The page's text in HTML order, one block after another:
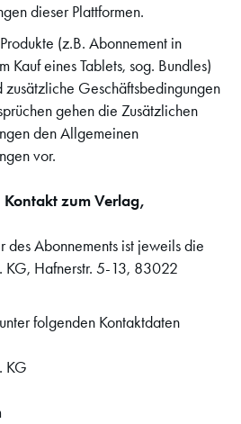
dieser Plattformen.
(z.B. Abonnement in
Kauf eines Tablets, sog. Bundles)
zusätzliche Geschäftsbedingungen
gehen die Zusätzlichen
den Allgemeinen
vor.
zum Verlag,
des Abonnements ist jeweils die
KG, Hafnerstr. 5-13, 83022
folgenden Kontaktdaten
KG